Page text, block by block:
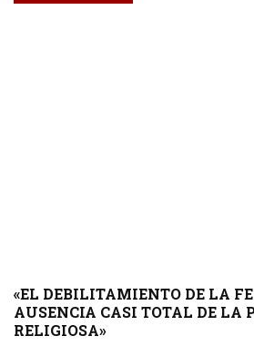
«EL DEBILITAMIENTO DE LA
AUSENCIA CASI TOTAL DE LA
RELIGIOSA»